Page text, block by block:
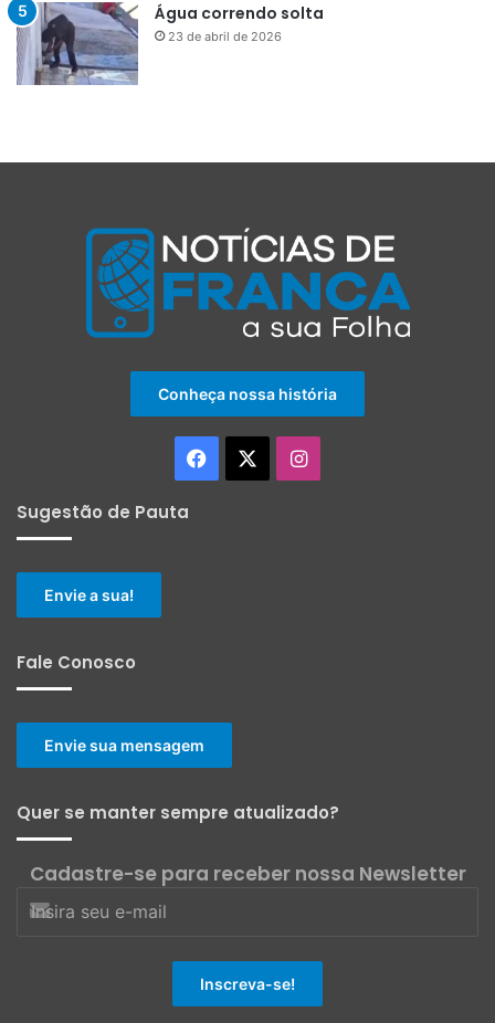
Água correndo solta
23 de abril de 2026
Conheça nossa história
Facebook Instagram
Sugestão de Pauta
Envie a sua!
Fale Conosco
Envie sua mensagem
Quer se manter sempre atualizado?
Cadastre-se para receber nossa Newsletter